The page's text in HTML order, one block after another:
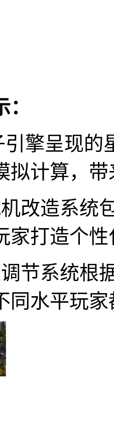
引擎呈现
拟计算，
改造系统
家打造个
节系统根
同水平玩